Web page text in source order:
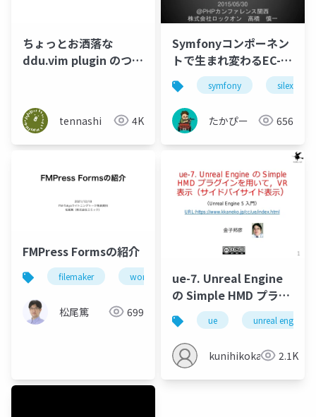
ちょっとお洒落な
ddu.vim plugin のつく
tennashi 4K
Symfonyコンポーネン
トで生まれ変わるEC-
CUBE symfony silex
たかぴー 656
FMPress Formsの紹介
filemaker wordpress
松尾篤 699
ue-7. Unreal Engine
の Simple HMD プラグ
インを用いて，VR 表示
（サイドバイサイド表
示）
ue unreal engine
kunihikokaneko2.1K